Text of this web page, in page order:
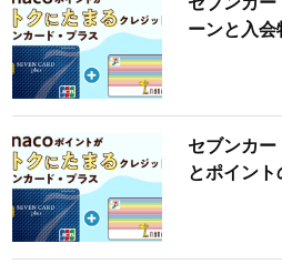
ーンと入会
セブンカー
とポイント